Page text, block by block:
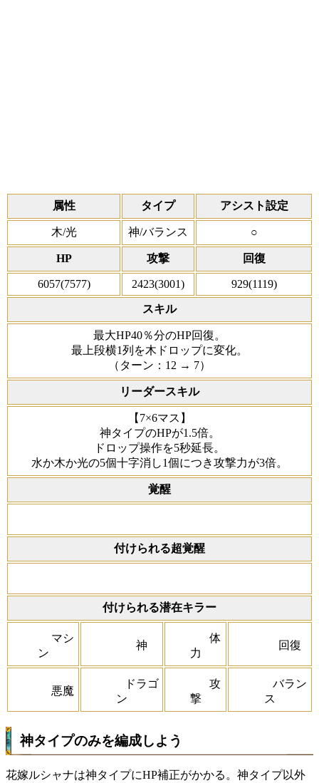
属性 タイプ アシスト設定
木/光 神/バランス ○
HP 攻撃 回復
6057(7577) 2423(3001) 929(1119)
スキル
最大HP40％分のHP回復。
最上段横1列を木ドロップに変化。
（ターン：12 → 7）
リーダースキル
【7×6マス】
神タイプのHPが1.5倍。
ドロップ操作を5秒延長。
水か木か光の5個十字消し1個につき攻撃力が3倍。
覚醒
付けられる超覚醒
付けられる潜在キラー
マシ
ン
神
体
力
回復
悪魔
ドラゴ
ン
攻
撃
バラン
ス
神タイプのみを編成しよう
花嫁ルシャナは神タイプにHP補正がかかる。神タイプ以外